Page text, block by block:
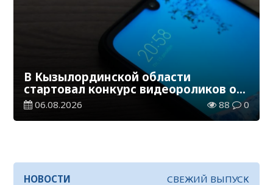
В Кызылординской области
стартовал конкурс видеороликов о
семейных ценностях и Конституции
06.08.2026 88 0
НОВОСТИ СВЕЖИЙ ВЫПУСК